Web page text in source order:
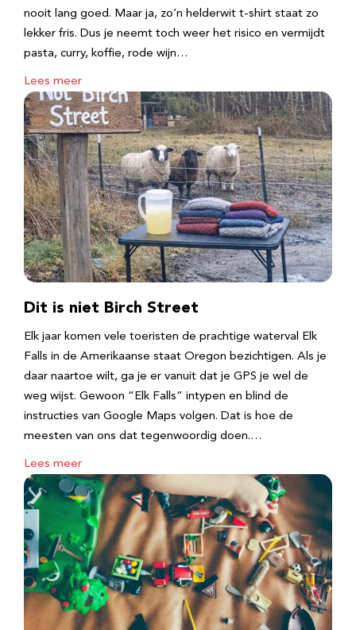
nooit lang goed. Maar ja, zo’n helderwit t-shirt staat zo
lekker fris. Dus je neemt toch weer het risico en vermijdt
pasta, curry, koffie, rode wijn…
Lees meer
Dit is niet Birch Street
Elk jaar komen vele toeristen de prachtige waterval Elk
Falls in de Amerikaanse staat Oregon bezichtigen. Als je
daar naartoe wilt, ga je er vanuit dat je GPS je wel de
weg wijst. Gewoon “Elk Falls” intypen en blind de
instructies van Google Maps volgen. Dat is hoe de
meesten van ons dat tegenwoordig doen.…
Lees meer